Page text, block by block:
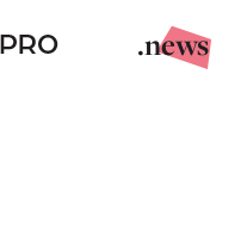
.news